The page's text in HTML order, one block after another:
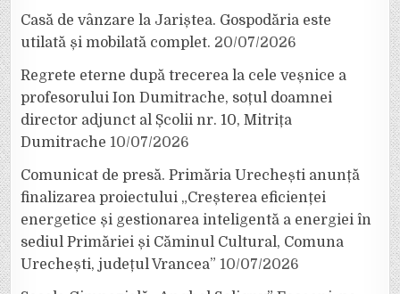
Casă de vânzare la Jariștea. Gospodăria este
utilată și mobilată complet. 20/07/2026
Regrete eterne după trecerea la cele veșnice a
profesorului Ion Dumitrache, soțul doamnei
director adjunct al Școlii nr. 10, Mitrița
Dumitrache 10/07/2026
Comunicat de presă. Primăria Urechești anunță
finalizarea proiectului „Creșterea eficienței
energetice și gestionarea inteligentă a energiei în
sediul Primăriei și Căminul Cultural, Comuna
Urechești, județul Vrancea” 10/07/2026